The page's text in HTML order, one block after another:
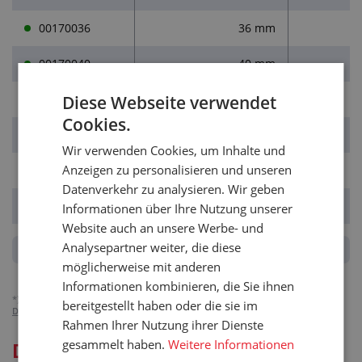
00170036 36 mm
00170040 40 mm
00170045 45 mm
00170050
00170055 55 mm
00170063 63 mm
*)
Die Preise verstehen sich zuzüglich der MwSt, gelten für Unternehmen.
Detailliert über die MwSt-Abrechnung.
Detaillierte Beschreibung für:
Diese Webseite verwendet
Cookies.
Wir verwenden Cookies, um Inhalte und
Anzeigen zu personalisieren und unseren
Datenverkehr zu analysieren. Wir geben
Informationen über Ihre Nutzung unserer
Website auch an unsere Werbe- und
Analysepartner weiter, die diese
möglicherweise mit anderen
Informationen kombinieren, die Sie ihnen
bereitgestellt haben oder die sie im
Rahmen Ihrer Nutzung ihrer Dienste
gesammelt haben.Weitere Informationen